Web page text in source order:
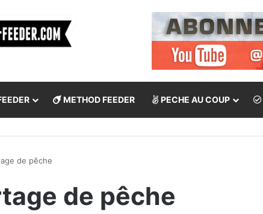
METHOD FEEDER PECHE AU COUP
de pêche
de pêche